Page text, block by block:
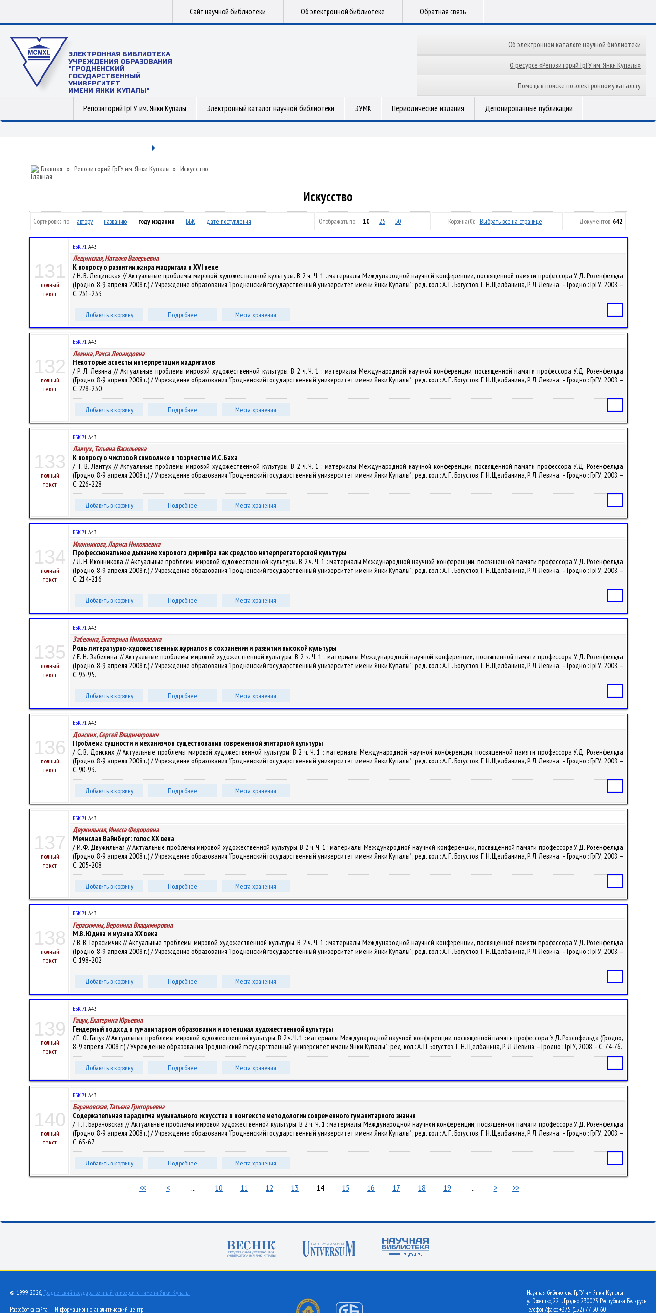
Сайт научной библиотеки Об электронной библиотеке Обратная связь
ЭЛЕКТРОННАЯ БИБЛИОТЕКА
УЧРЕЖДЕНИЯ ОБРАЗОВАНИЯ
"ГРОДНЕНСКИЙ
ГОСУДАРСТВЕННЫЙ
УНИВЕРСИТЕТ
ИМЕНИ ЯНКИ КУПАЛЫ"
Об электронном каталоге научной библиотеки
О ресурсе «Репозиторий ГрГУ им. Янки Купалы»
Помощь в поиске по электронному каталогу
Репозиторий ГрГУ им. Янки Купалы Электронный каталог научной библиотеки ЭУМК Периодические издания Депонированные публикации
Главная » Репозиторий ГрГУ им. Янки Купалы » Искусство
Искусство
Сортировка по: автору названию году издания ББК дате поступления Отображать по: 10 25 50 Корзина(0): Выбрать все на странице Документов: 642
131
полный
текст
ББК 71.А43
Лещинская, Наталия Валерьевна
К вопросу о развитии жанра мадригала в XVI веке
/ Н. В. Лещинская // Актуальные проблемы мировой художественной культуры. В 2 ч. Ч. 1 : материалы Международной научной конференции, посвященной памяти профессора У.Д. Розенфельда
(Гродно, 8-9 апреля 2008 г.) / Учреждение образования "Гродненский государственный университет имени Янки Купалы" ; ред. кол.: А. П. Богустов, Г. Н. Щелбанина, Р. Л. Левина. – Гродно : ГрГУ, 2008. –
С. 231-233.
Добавить в корзину Подробнее Места хранения
132
полный
текст
ББК 71.А43
Левина, Раиса Леонидовна
Некоторые аспекты интерпретации мадригалов
/ Р. Л. Левина // Актуальные проблемы мировой художественной культуры. В 2 ч. Ч. 1 : материалы Международной научной конференции, посвященной памяти профессора У.Д. Розенфельда
(Гродно, 8-9 апреля 2008 г.) / Учреждение образования "Гродненский государственный университет имени Янки Купалы" ; ред. кол.: А. П. Богустов, Г. Н. Щелбанина, Р. Л. Левина. – Гродно : ГрГУ, 2008. –
С. 228-230.
Добавить в корзину Подробнее Места хранения
133
полный
текст
ББК 71.А43
Лантух, Татьяна Васильевна
К вопросу о числовой символике в творчестве И.С. Баха
/ Т. В. Лантух // Актуальные проблемы мировой художественной культуры. В 2 ч. Ч. 1 : материалы Международной научной конференции, посвященной памяти профессора У.Д. Розенфельда
(Гродно, 8-9 апреля 2008 г.) / Учреждение образования "Гродненский государственный университет имени Янки Купалы" ; ред. кол.: А. П. Богустов, Г. Н. Щелбанина, Р. Л. Левина. – Гродно : ГрГУ, 2008. –
С. 226-228.
Добавить в корзину Подробнее Места хранения
134
полный
текст
ББК 71.А43
Иконникова, Лариса Николаевна
Профессиональное дыхание хорового дирижёра как средство интерпретаторской культуры
/ Л. Н. Иконникова // Актуальные проблемы мировой художественной культуры. В 2 ч. Ч. 1 : материалы Международной научной конференции, посвященной памяти профессора У.Д. Розенфельда
(Гродно, 8-9 апреля 2008 г.) / Учреждение образования "Гродненский государственный университет имени Янки Купалы" ; ред. кол.: А. П. Богустов, Г. Н. Щелбанина, Р. Л. Левина. – Гродно : ГрГУ, 2008. –
С. 214-216.
Добавить в корзину Подробнее Места хранения
135
полный
текст
ББК 71.А43
Забелина, Екатерина Николаевна
Роль литературно-художественных журналов в сохранении и развитии высокой культуры
/ Е. Н. Забелина // Актуальные проблемы мировой художественной культуры. В 2 ч. Ч. 1 : материалы Международной научной конференции, посвященной памяти профессора У.Д. Розенфельда
(Гродно, 8-9 апреля 2008 г.) / Учреждение образования "Гродненский государственный университет имени Янки Купалы" ; ред. кол.: А. П. Богустов, Г. Н. Щелбанина, Р. Л. Левина. – Гродно : ГрГУ, 2008. –
С. 93-95.
Добавить в корзину Подробнее Места хранения
136
полный
текст
ББК 71.А43
Донских, Сергей Владимирович
Проблема сущности и механизмов существования современной элитарной культуры
/ С. В. Донских // Актуальные проблемы мировой художественной культуры. В 2 ч. Ч. 1 : материалы Международной научной конференции, посвященной памяти профессора У.Д. Розенфельда
(Гродно, 8-9 апреля 2008 г.) / Учреждение образования "Гродненский государственный университет имени Янки Купалы" ; ред. кол.: А. П. Богустов, Г. Н. Щелбанина, Р. Л. Левина. – Гродно : ГрГУ, 2008. –
С. 90-93.
Добавить в корзину Подробнее Места хранения
137
полный
текст
ББК 71.А43
Двужильная, Инесса Федоровна
Мечислав Вайнберг: голос ХХ века
/ И. Ф. Двужильная // Актуальные проблемы мировой художественной культуры. В 2 ч. Ч. 1 : материалы Международной научной конференции, посвященной памяти профессора У.Д. Розенфельда
(Гродно, 8-9 апреля 2008 г.) / Учреждение образования "Гродненский государственный университет имени Янки Купалы" ; ред. кол.: А. П. Богустов, Г. Н. Щелбанина, Р. Л. Левина. – Гродно : ГрГУ, 2008. –
С. 205-208.
Добавить в корзину Подробнее Места хранения
138
полный
текст
ББК 71.А43
Герасимчик, Вероника Владимировна
М.В. Юдина и музыка ХХ века
/ В. В. Герасимчик // Актуальные проблемы мировой художественной культуры. В 2 ч. Ч. 1 : материалы Международной научной конференции, посвященной памяти профессора У.Д. Розенфельда
(Гродно, 8-9 апреля 2008 г.) / Учреждение образования "Гродненский государственный университет имени Янки Купалы" ; ред. кол.: А. П. Богустов, Г. Н. Щелбанина, Р. Л. Левина. – Гродно : ГрГУ, 2008. –
С. 198-202.
Добавить в корзину Подробнее Места хранения
139
полный
текст
ББК 71.А43
Гацук, Екатерина Юрьевна
Гендерный подход в гуманитарном образовании и потенциал художественной культуры
/ Е. Ю. Гацук // Актуальные проблемы мировой художественной культуры. В 2 ч. Ч. 1 : материалы Международной научной конференции, посвященной памяти профессора У.Д. Розенфельда (Гродно,
8-9 апреля 2008 г.) / Учреждение образования "Гродненский государственный университет имени Янки Купалы" ; ред. кол.: А. П. Богустов, Г. Н. Щелбанина, Р. Л. Левина. – Гродно : ГрГУ, 2008. – С. 74-76.
Добавить в корзину Подробнее Места хранения
140
полный
текст
ББК 71.А43
Барановская, Татьяна Григорьевна
Содержательная парадигма музыкального искусства в контексте методологии современного гуманитарного знания
/ Т. Г. Барановская // Актуальные проблемы мировой художественной культуры. В 2 ч. Ч. 1 : материалы Международной научной конференции, посвященной памяти профессора У.Д. Розенфельда
(Гродно, 8-9 апреля 2008 г.) / Учреждение образования "Гродненский государственный университет имени Янки Купалы" ; ред. кол.: А. П. Богустов, Г. Н. Щелбанина, Р. Л. Левина. – Гродно : ГрГУ, 2008. –
С. 65-67.
Добавить в корзину Подробнее Места хранения
<< < ... 10 11 12 13 14 15 16 17 18 19 ... > >>
© 1999-2026, Гродненский государственный университет имени Янки Купалы
Разработка сайта — Информационно-аналитический центр
Научная библиотека ГрГУ им. Янки Купалы
ул.Ожешко, 22 г. Гродно 230023 Республика Беларусь
Телефон/факс: +375 (152) 77-30-60